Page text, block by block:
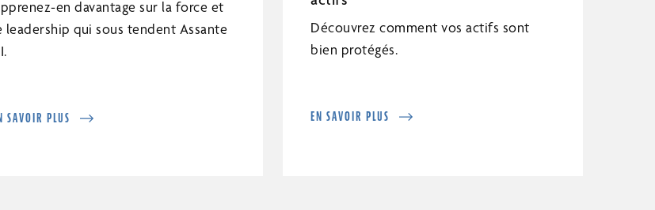
en davantage sur la force et
leadership qui sous tendent Assante
SAVOIR PLUS
Découvrez comment vos actifs sont
bien protégés.
EN SAVOIR PLUS